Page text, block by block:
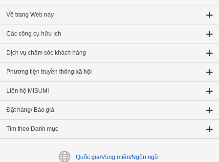
Về trang Web này
Các công cụ hữu ích
Dịch vụ chăm sóc khách hàng
Phương tiện truyền thông xã hội
Liên hệ MISUMI
Đặt hàng/ Báo giá
Tìm theo Danh mục
Quốc gia/Vùng miền/Ngôn ngữ